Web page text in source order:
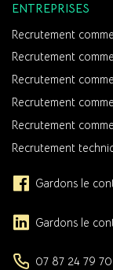
ENTREPRISES
Recrutement
Recrutement
Recrutement
Recrutement
Recrutement
Recrutement
Gardons le
Gardons le
07 87 24 79 70